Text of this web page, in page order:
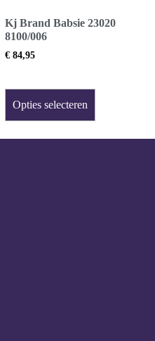
Kj Brand Babsie 23020
8100/006
€ 84,95
Opties selecteren